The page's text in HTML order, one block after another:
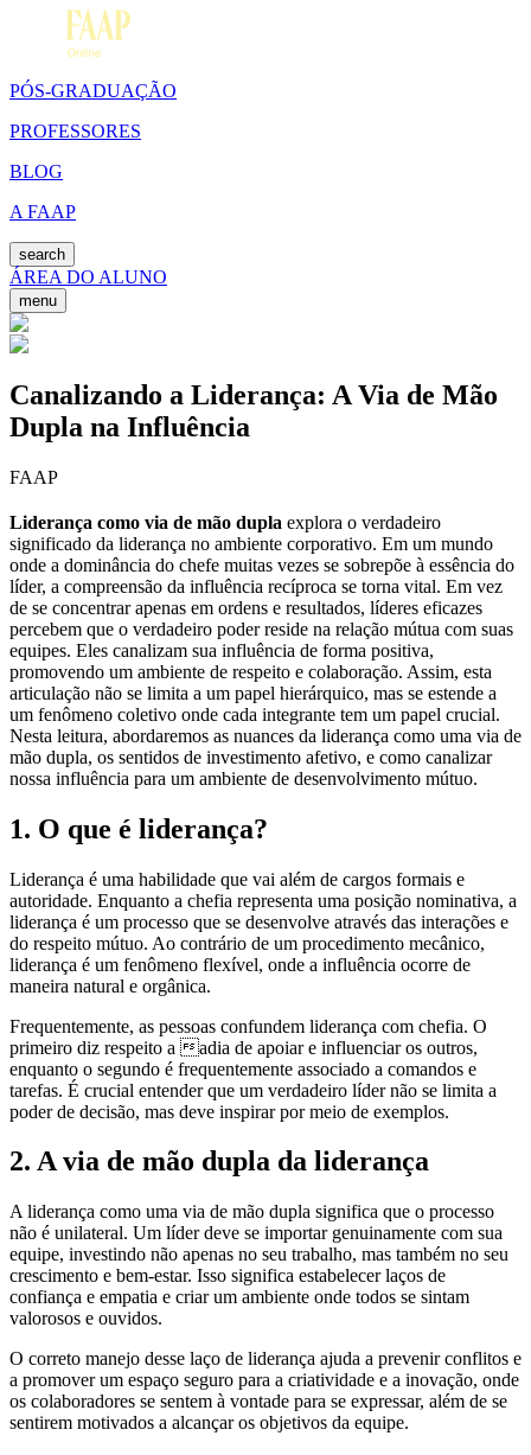
PÓS-GRADUAÇÃO
PROFESSORES
BLOG
A FAAP
search
ÁREA DO ALUNO
menu
Canalizando a Liderança: A Via de Mão
Dupla na Influência
FAAP
Liderança como via de mão dupla explora o verdadeiro
significado da liderança no ambiente corporativo. Em um mundo
onde a dominância do chefe muitas vezes se sobrepõe à essência do
líder, a compreensão da influência recíproca se torna vital. Em vez
de se concentrar apenas em ordens e resultados, líderes eficazes
percebem que o verdadeiro poder reside na relação mútua com suas
equipes. Eles canalizam sua influência de forma positiva,
promovendo um ambiente de respeito e colaboração. Assim, esta
articulação não se limita a um papel hierárquico, mas se estende a
um fenômeno coletivo onde cada integrante tem um papel crucial.
Nesta leitura, abordaremos as nuances da liderança como uma via de
mão dupla, os sentidos de investimento afetivo, e como canalizar
nossa influência para um ambiente de desenvolvimento mútuo.
1. O que é liderança?
Liderança é uma habilidade que vai além de cargos formais e
autoridade. Enquanto a chefia representa uma posição nominativa, a
liderança é um processo que se desenvolve através das interações e
do respeito mútuo. Ao contrário de um procedimento mecânico,
liderança é um fenômeno flexível, onde a influência ocorre de
maneira natural e orgânica.
Frequentemente, as pessoas confundem liderança com chefia. O
primeiro diz respeito a adia de apoiar e influenciar os outros,
enquanto o segundo é frequentemente associado a comandos e
tarefas. É crucial entender que um verdadeiro líder não se limita a
poder de decisão, mas deve inspirar por meio de exemplos.
2. A via de mão dupla da liderança
A liderança como uma via de mão dupla significa que o processo
não é unilateral. Um líder deve se importar genuinamente com sua
equipe, investindo não apenas no seu trabalho, mas também no seu
crescimento e bem-estar. Isso significa estabelecer laços de
confiança e empatia e criar um ambiente onde todos se sintam
valorosos e ouvidos.
O correto manejo desse laço de liderança ajuda a prevenir conflitos e
a promover um espaço seguro para a criatividade e a inovação, onde
os colaboradores se sentem à vontade para se expressar, além de se
sentirem motivados a alcançar os objetivos da equipe.